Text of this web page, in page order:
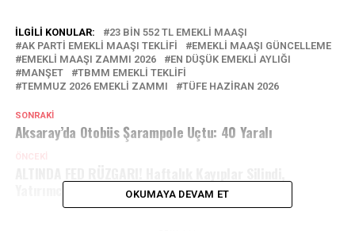
İLGILI KONULAR:
23 BIN 552 TL EMEKLI MAAŞI
AK PARTI EMEKLI MAAŞI TEKLIFI
EMEKLI MAAŞI GÜNCELLEME
EMEKLI MAAŞI ZAMMI 2026
EN DÜŞÜK EMEKLI AYLIĞI
MANŞET
TBMM EMEKLI TEKLIFI
TEMMUZ 2026 EMEKLI ZAMMI
TÜFE HAZIRAN 2026
SONRAKI
Aksaray’da Otobüs Şarampole Uçtu: 40 Yaralı
ÖNCEKI
Yatırımcı Yüzde 5 KazandıOKUMAYA DEVAM ET